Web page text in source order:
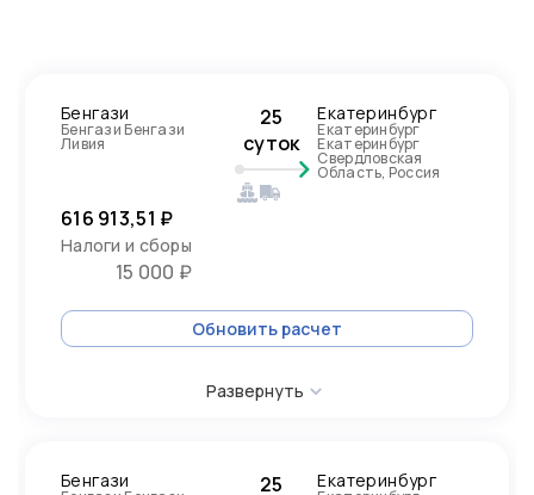
Бенгази
Бенгази Бенгази
Ливия
25
суток
Екатеринбург
Екатеринбург
Екатеринбург
Свердловская
Область, Россия
616 913,51 ₽
Налоги и сборы
15 000 ₽
Обновить расчет
Развернуть
Бенгази 25 Екатеринбург